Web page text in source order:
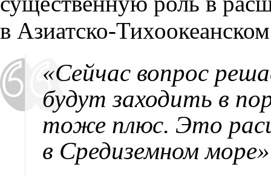
в Азиатско-
«Сейчас вопрос
будут заходить в
тоже плюс. Это
в Средиземном